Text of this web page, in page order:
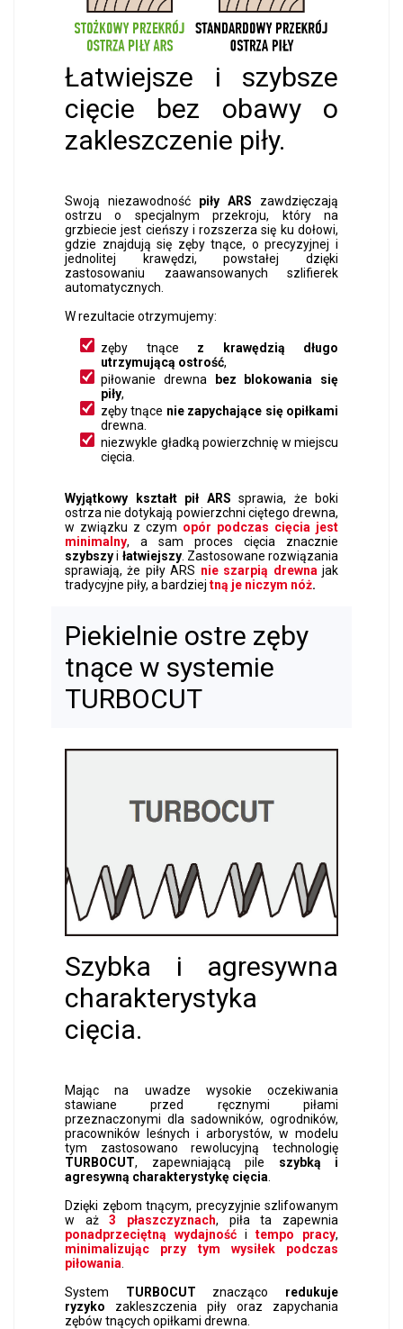
Łatwiejsze i szybsze
cięcie bez obawy o
zakleszczenie piły.
Swoją niezawodność piły ARS zawdzięczają
ostrzu o specjalnym przekroju, który na
grzbiecie jest cieńszy i rozszerza się ku dołowi,
gdzie znajdują się zęby tnące, o precyzyjnej i
jednolitej krawędzi, powstałej dzięki
zastosowaniu zaawansowanych szlifierek
automatycznych.
W rezultacie otrzymujemy:
zęby tnące z krawędzią długo
utrzymującą ostrość,
piłowanie drewna
bez blokowania się
piły,
zęby tnące nie zapychające się opiłkami
drewna.
niezwykle gładką powierzchnię w miejscu
cięcia.
Wyjątkowy kształt pił ARS sprawia, że boki
ostrza nie dotykają powierzchni ciętego drewna,
w związku z czym opór podczas cięcia jest
minimalny, a sam proces cięcia znacznie
szybszyi łatwiejszy. Zastosowane rozwiązania
sprawiają, że piły ARS nie szarpią drewna jak
tradycyjne piły, a bardziej tną je niczym nóż.
Piekielnie ostre zęby
tnące w systemie
TURBOCUT
Szybka i agresywna
charakterystyka
cięcia.
Mając na uwadze wysokie oczekiwania
stawiane przed ręcznymi piłami
przeznaczonymi dla sadowników, ogrodników,
pracowników leśnych i arborystów, w modelu
tym zastosowano rewolucyjną technologię
TURBOCUT, zapewniającą pile szybką i
agresywną charakterystykę cięcia
Dzięki zębom tnącym, precyzyjnie szlifowanym
w aż3 płaszczyznach, piła ta zapewnia
ponadprzeciętną wydajność i tempo pracy,
minimalizując przy tym wysiłek podczas
piłowania
System TURBOCUT znacząco redukuje
ryzyko zakleszczenia piły oraz zapychania
zębów tnących opiłkami drewna.